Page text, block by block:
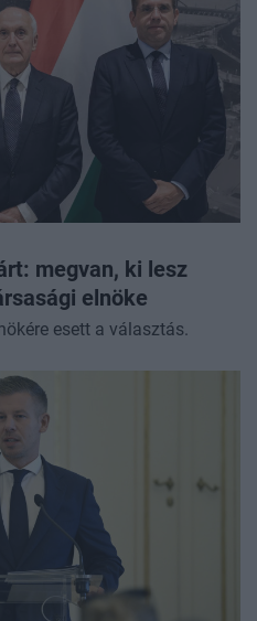
megvan, ki lesz
elnöke
esett a választás.